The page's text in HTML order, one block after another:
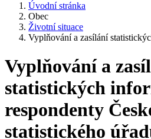
Úvodní stránka
Obec
Životní situace
Vyplňování a zasílání
Vyplňování a
statistických
respondenty
statistického